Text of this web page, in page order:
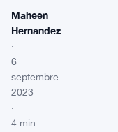
Maheen
Hernandez
·
6
septembre
2023
·
4 min